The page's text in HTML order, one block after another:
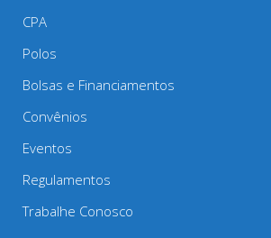
CPA
Polos
Bolsas e Financiamentos
Convênios
Eventos
Regulamentos
Trabalhe Conosco